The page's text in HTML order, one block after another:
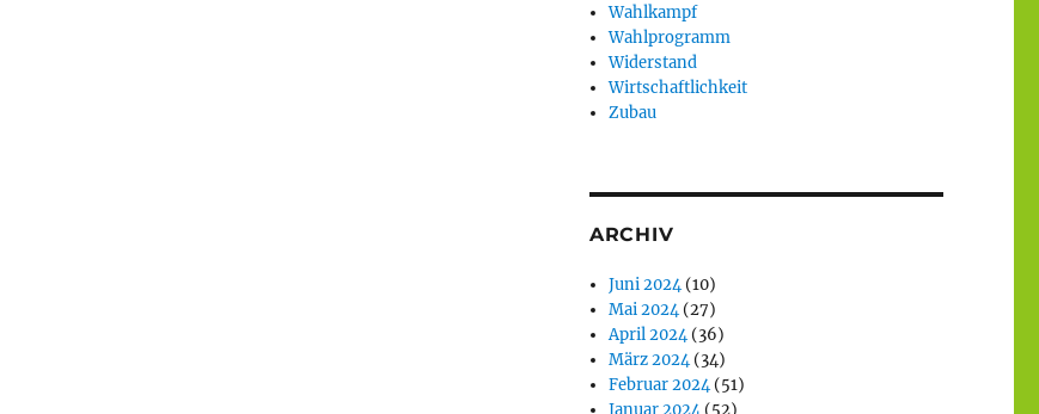
Wahlkampf
Wahlprogramm
Widerstand
Wirtschaftlichkeit
Zubau
ARCHIV
Juni 2024(10)
Mai 2024(27)
April 2024(36)
März 2024(34)
Februar 2024(51)